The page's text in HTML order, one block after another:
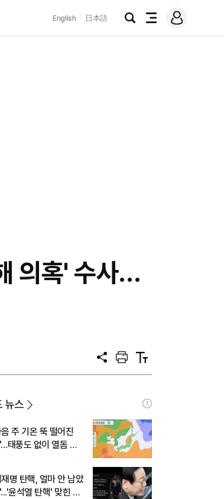
English 日本語
검
전
메
그
의혹' 수사…
공
프
트
텍
트
뉴스
주 기온 뚝 떨어진
태풍도 없이 열돔 박
명 탄핵, 얼마 안 남았
윤석열 탄핵' 맞힌 무